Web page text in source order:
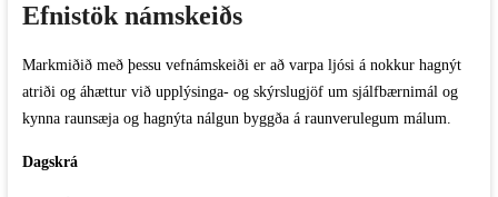
Efnistök námskeiðs
Markmiðið með þessu vefnámskeiði er að varpa ljósi á nokkur hagnýt
atriði og áhættur við upplýsinga- og skýrslugjöf um sjálfbærnimál og
kynna raunsæja og hagnýta nálgun byggða á raunverulegum málum.
Dagskrá